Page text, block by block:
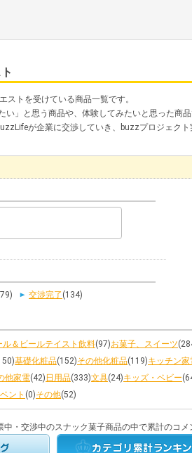
ストを受けている商品一覧です。
い」と思う商品や、体験してみたいと思った商
が企業に交渉していき、buzzプロジェク
交渉完了 (134)
ル＆ビールテイスト飲料(97)お菓子、スイーツ
基礎化粧品(152)その他化粧品(119)キッチン家
他家電(42) 日用品(333)文具(24)キッズ・ベビー
ント (0)その他(52)
中・交渉中のスナック菓子商品の中で累計のコ